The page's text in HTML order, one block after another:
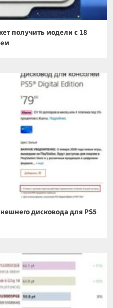
получить модели с 18
дисковода для PS5